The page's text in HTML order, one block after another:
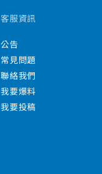
客服資訊
公告
常見問題
聯絡我們
我要爆料
我要投稿